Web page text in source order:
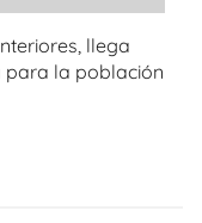
llega
para la población